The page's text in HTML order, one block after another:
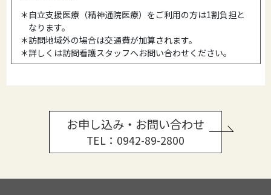
＊自立支援医療（精神通院医療）をご利用の方は1割負担と
なります。
＊訪問地域外の場合は交通費が加算されます。
＊詳しくは訪問看護スタッフへお問い合わせください。
お申し込み・お問い合わせ
TEL：0942-89-2800